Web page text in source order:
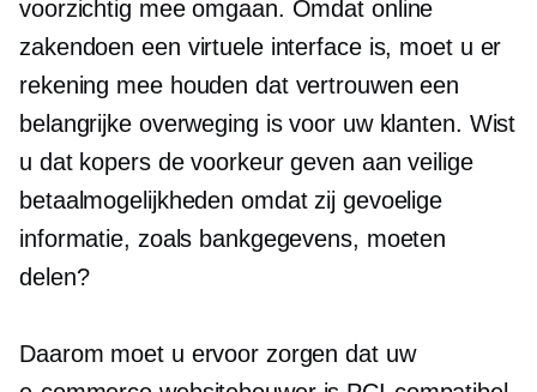
voorzichtig mee omgaan. Omdat online
zakendoen een virtuele interface is, moet u er
rekening mee houden dat vertrouwen een
belangrijke overweging is voor uw klanten. Wist
u dat kopers de voorkeur geven aan veilige
betaalmogelijkheden omdat zij gevoelige
informatie, zoals bankgegevens, moeten
delen?
Daarom moet u ervoor zorgen dat uw